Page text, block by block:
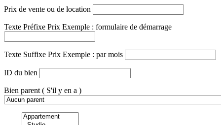
Prix de vente ou de location
Texte Préfixe Prix Exemple : formulaire de démarrage
Texte Suffixe Prix Exemple : par mois
ID du bien
Bien parent ( S'il y en a )